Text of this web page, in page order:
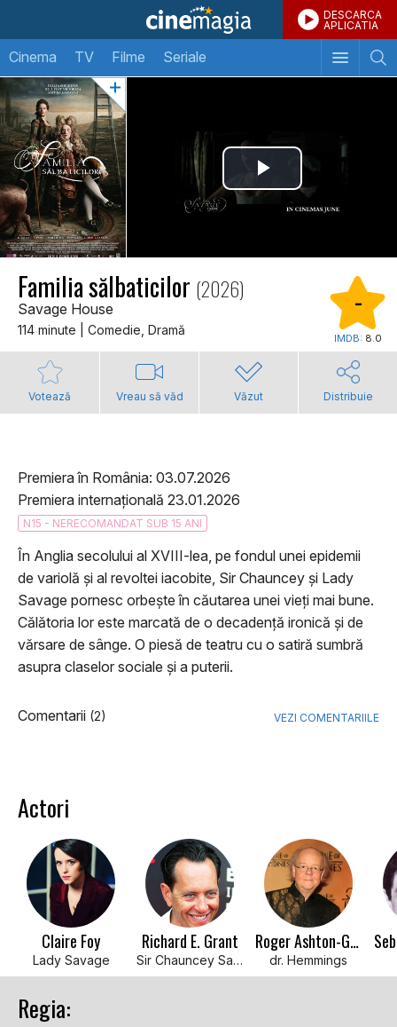
DESCARCA
APLICATIA
Cinema TV Filme Seriale
Familia sălbaticilor (2026)
Savage House
114 minute | Comedie, Dramă
-
IMDB: 8.0
Votează Vreau să văd Văzut Distribuie
Premiera în România: 03.07.2026
Premiera internațională 23.01.2026
N15 - NERECOMANDAT SUB 15 ANI
În Anglia secolului al XVIII-lea, pe fondul unei epidemii
de variolă și al revoltei iacobite, Sir Chauncey și Lady
Savage pornesc orbește în căutarea unei vieți mai bune.
Călătoria lor este marcată de o decadență ironică și de
vărsare de sânge. O piesă de teatru cu o satiră sumbră
asupra claselor sociale și a puterii.
Comentarii (2) VEZI COMENTARIILE
Actori
Claire Foy
Lady Savage
Richard E. Grant
Sir Chauncey Savage
Roger Ashton-Griffiths
dr. Hemmings
Regia: